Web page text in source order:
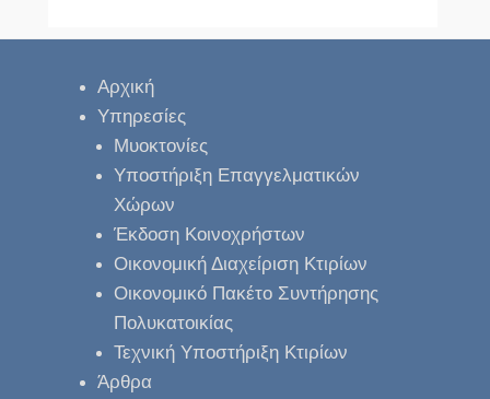
Αρχική
Υπηρεσίες
Μυοκτονίες
Υποστήριξη Επαγγελματικών
Χώρων
Έκδοση Κοινοχρήστων
Οικονομική Διαχείριση Κτιρίων
Οικονομικό Πακέτο Συντήρησης
Πολυκατοικίας
Τεχνική Υποστήριξη Κτιρίων
Άρθρα